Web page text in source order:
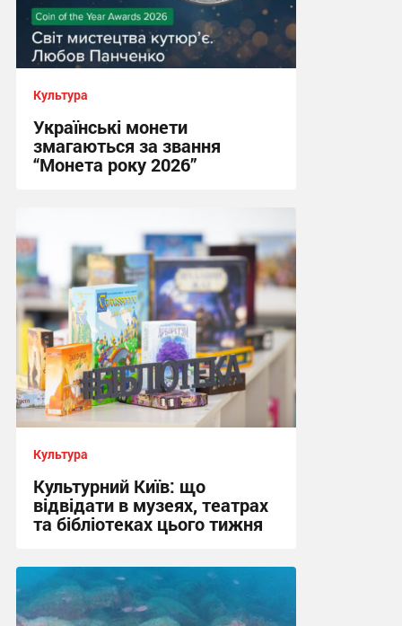
Культура
Українські монети
змагаються за звання
“Монета року 2026”
Культура
Культурний Київ: що
відвідати в музеях, театрах
та бібліотеках цього тижня
08:31 сьогодні